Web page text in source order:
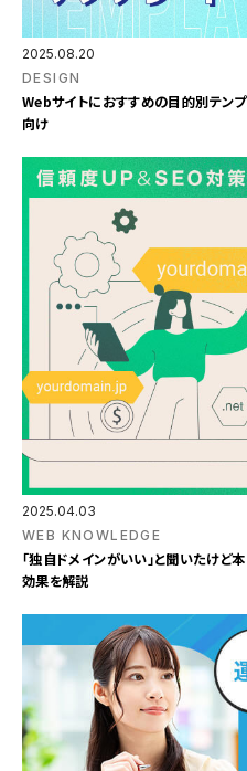
2025.08.20
DESIGN
Webサイトにおすすめの目的別テン
向け
2025.04.03
WEB KNOWLEDGE
「独自ドメインがいい」と聞いたけ
効果を解説